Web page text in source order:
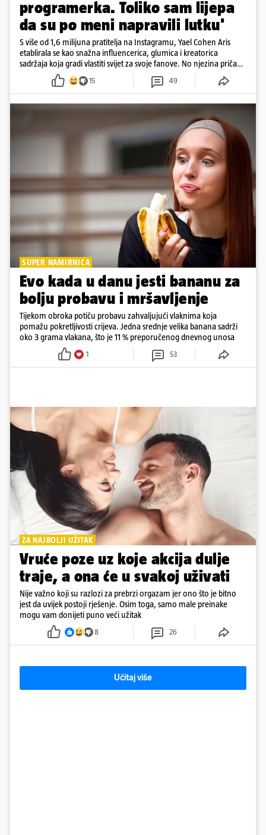
programerka. Toliko sam lijepa
da su po meni napravili lutku'
S više od 1,6 milijuna pratitelja na Instagramu, Yael Cohen Aris
etablirala se kao snažna influencerica, glumica i kreatorica
sadržaja koja gradi vlastiti svijet za svoje fanove. No njezina priča
pokazuje da online slava dolazi i s neočekivanim izazovima
15 49
SUPER NAMIRNICA
Evo kada u danu jesti bananu za
bolju probavu i mršavljenje
Tijekom obroka potiču probavu zahvaljujući vlaknima koja
pomažu pokretljivosti crijeva. Jedna srednje velika banana sadrži
oko 3 grama vlakana, što je 11 % preporučenog dnevnog unosa
1 53
ZA NAJBOLJI UŽITAK
Vruće poze uz koje akcija dulje
traje, a ona će u svakoj uživati
Nije važno koji su razlozi za prebrzi orgazam jer ono što je bitno
jest da uvijek postoji rješenje. Osim toga, samo male preinake
mogu vam donijeti puno veći užitak
8 26
Učitaj više